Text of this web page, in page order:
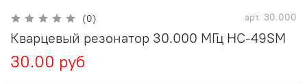
(0) арт. 30.000
Кварцевый резонатор 30.000 МГц HC-49SM
30.00 руб